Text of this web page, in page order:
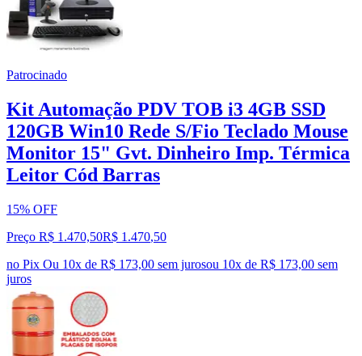
Patrocinado
Kit Automação PDV TOB i3 4GB SSD
120GB Win10 Rede S/Fio Teclado Mouse
Monitor 15" Gvt. Dinheiro Imp. Térmica
Leitor Cód Barras
15% OFF
Preço R$ 1.470,50R$ 1.470,50
no Pix Ou 10x de R$ 173,00 sem jurosou 10x de R$ 173,00 sem
juros